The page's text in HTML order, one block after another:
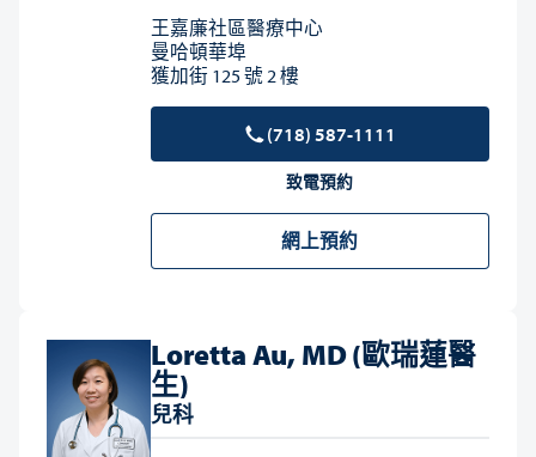
王嘉廉社區醫療中心
曼哈頓華埠
獲加街 125 號 2 樓
(718) 587-1111
致電預約
網上預約
Loretta Au, MD (歐瑞蓮醫
生)
兒科